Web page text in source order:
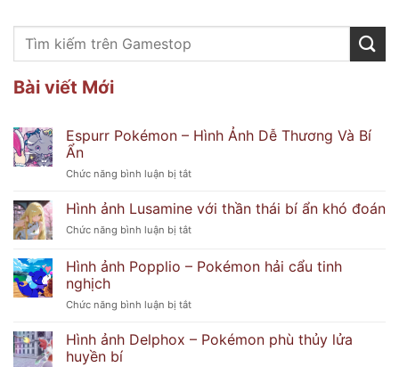
Bài viết Mới
Espurr Pokémon – Hình Ảnh Dễ Thương Và Bí
Ẩn
Chức năng bình luận bị tắtở
Pokémon
Hình
Dễ
Bí
Hình ảnh Lusamine với thần thái bí ẩn khó đoán
Chức năng bình luận bị tắtở
ảnh
Lusamine
thần
Hình ảnh Popplio – Pokémon hải cẩu tinh
nghịch
Chức năng bình luận bị tắtở
ảnh
Popplio
Hình ảnh Delphox – Pokémon phù thủy lửa
huyền bí